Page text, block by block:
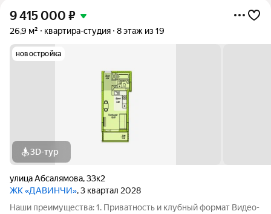
9 415 000 ₽
26,9 м² квартира-студия 8 этаж из 19
новостройка
3D-тур
улица Абсалямова,33к2
ЖК «ДАВИНЧИ», 3 квартал 2028
Наши преимущества: 1. Приватность и клубный формат Видео-